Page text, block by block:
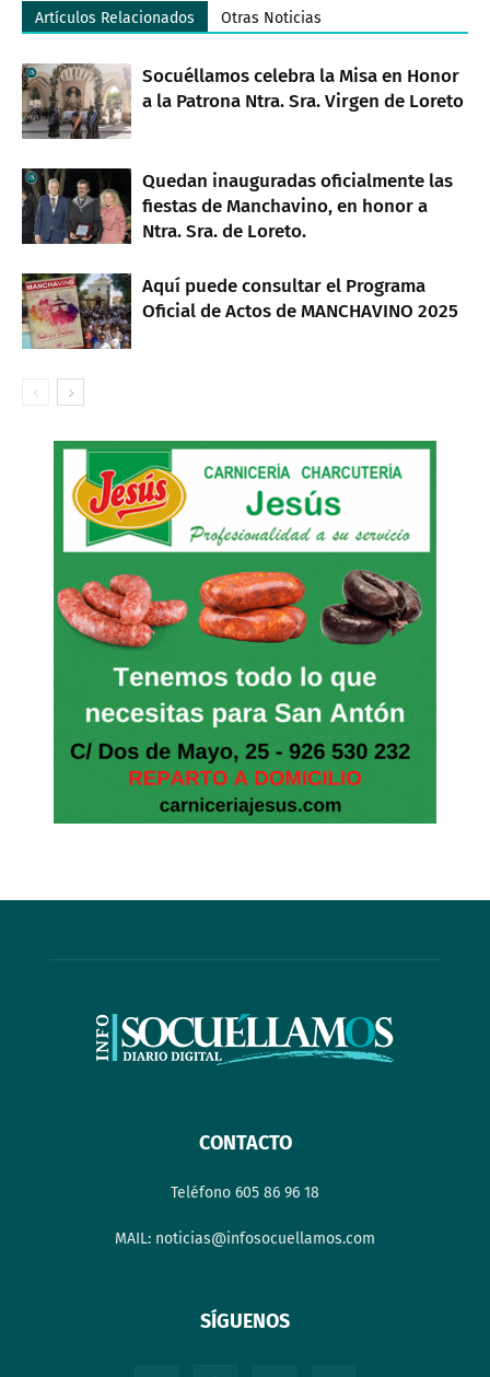
Artículos Relacionados Otras Noticias
Socuéllamos celebra la Misa en Honor
a la Patrona Ntra. Sra. Virgen de Loreto
Quedan inauguradas oficialmente las
fiestas de Manchavino, en honor a
Ntra. Sra. de Loreto.
Aquí puede consultar el Programa
Oficial de Actos de MANCHAVINO 2025
CONTACTO
Teléfono 605 86 96 18
MAIL: noticias@infosocuellamos.com
SÍGUENOS